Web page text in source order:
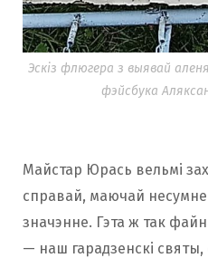
Эскіз флюгера з выявай
фэйсбука
Майстар Юрась вельмі
справай, маючай
значэнне. Гэта ж так
— наш гарадзенскі святы,